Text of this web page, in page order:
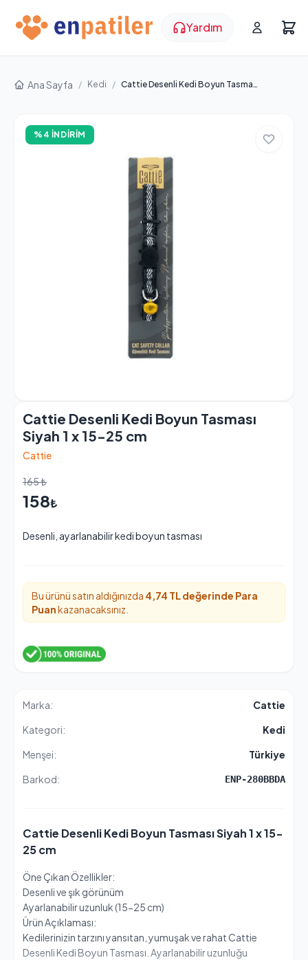
Yardım
Ana Sayfa / Kedi / Cattie Desenli Kedi Boyun Tasması Siyah 1 x 15-25 cm
%4 İNDIRIM
Cattie Desenli Kedi Boyun Tasması
Siyah 1 x 15-25 cm
Cattie
165 ₺
158₺
Desenli, ayarlanabilir kedi boyun tasması
Bu ürünü satın aldığınızda 4,74 TL değerinde Para
Puankazanacaksınız.
Marka:
Cattie
Kategori:
Kedi
Menşei:
Türkiye
Barkod:
ENP-280BBDA
Cattie Desenli Kedi Boyun Tasması Siyah 1 x 15-
25 cm
Öne Çıkan Özellikler:
Desenli ve şık görünüm
Ayarlanabilir uzunluk (15-25 cm)
Ürün Açıklaması:
Kedilerinizin tarzını yansıtan, yumuşak ve rahat Cattie
Desenli Kedi Boyun Tasması. Ayarlanabilir uzunluğu